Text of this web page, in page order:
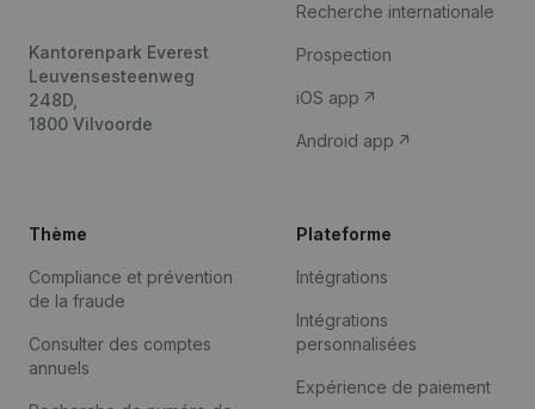
Kantorenpark Everest
Leuvensesteenweg
248D,
1800 Vilvoorde
Recherche internationale
Prospection
iOS app
Android app
Thème
Compliance et prévention
de la fraude
Consulter des comptes
annuels
Plateforme
Intégrations
Intégrations
personnalisées
Expérience de paiement